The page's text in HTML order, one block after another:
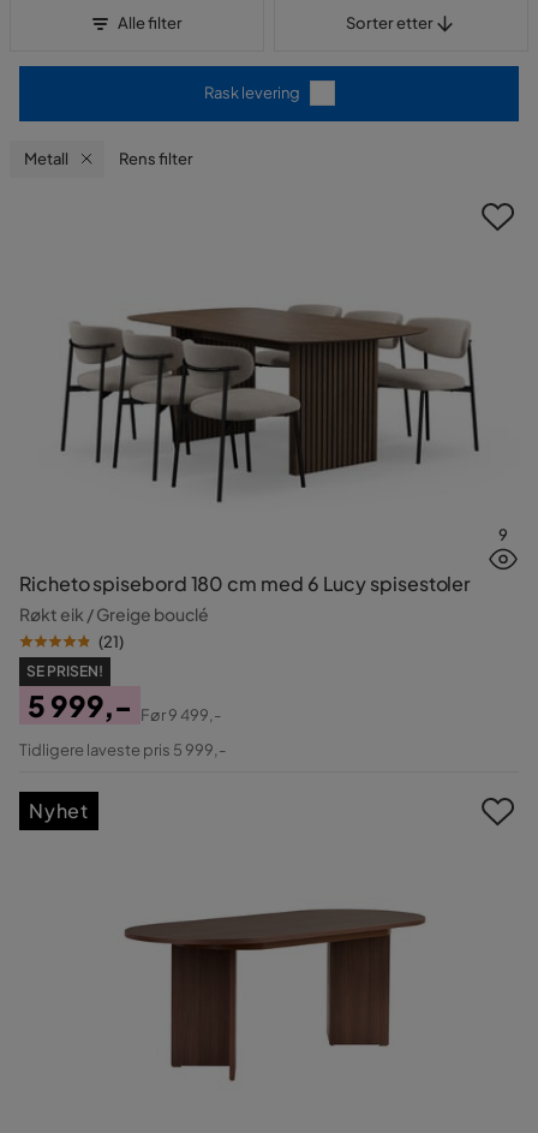
Alle filter Sorter etter
Rask levering
Metall Rens filter
9
Richeto spisebord 180 cm med 6 Lucy spisestoler
Røkt eik / Greige bouclé
(21)
SE PRISEN!
Pris
5 999,-
Original
Før9 499,-
Tidligere laveste pris 5 999,-
Nyhet